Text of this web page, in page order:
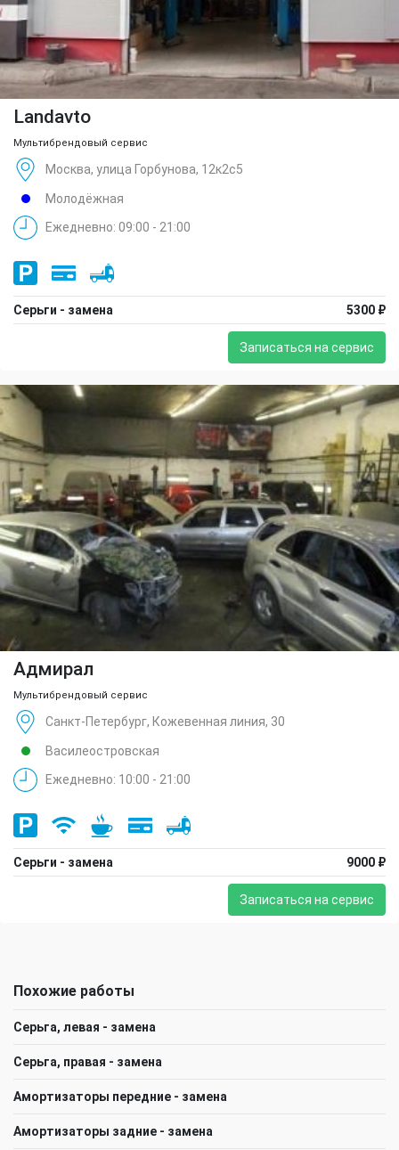
Landavto
Мультибрендовый сервис
Москва, улица Горбунова, 12к2с5
Молодёжная
Ежедневно: 09:00 - 21:00
Серьги - замена 5300 ₽
Записаться на сервис
Адмирал
Мультибрендовый сервис
Санкт-Петербург, Кожевенная линия, 30
Василеостровская
Ежедневно: 10:00 - 21:00
Серьги - замена 9000 ₽
Записаться на сервис
Похожие работы
Серьга, левая - замена
Серьга, правая - замена
Амортизаторы передние - замена
Амортизаторы задние - замена